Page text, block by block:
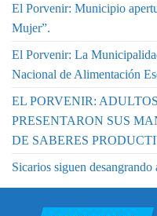
El Porvenir: Municipio
Mujer”.
El Porvenir: La
Nacional de Alimentación
EL PORVENIR:
PRESENTARON SUS
DE SABERES
Sicarios siguen